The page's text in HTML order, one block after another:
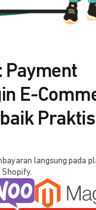
Payment
E-
Praktis
langsung pada
Shopify.